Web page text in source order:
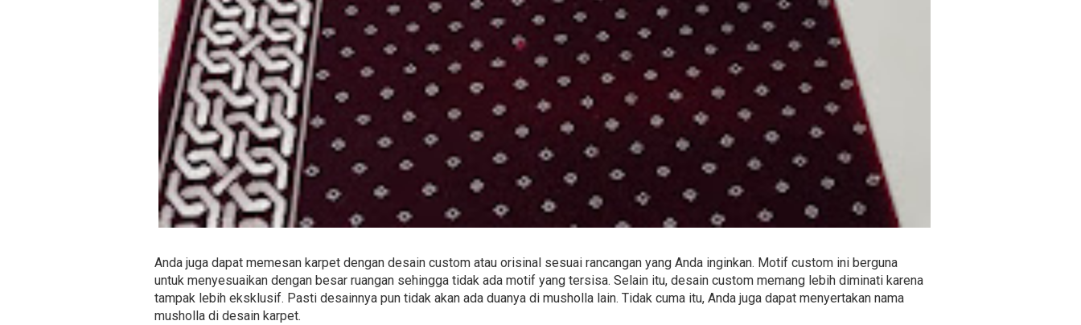
Anda juga dapat memesan karpet dengan desain custom atau orisinal sesuai rancangan yang Anda inginkan. Motif custom ini berguna
untuk menyesuaikan dengan besar ruangan sehingga tidak ada motif yang tersisa. Selain itu, desain custom memang lebih diminati karena
tampak lebih eksklusif. Pasti desainnya pun tidak akan ada duanya di musholla lain. Tidak cuma itu, Anda juga dapat menyertakan nama
musholla di desain karpet.